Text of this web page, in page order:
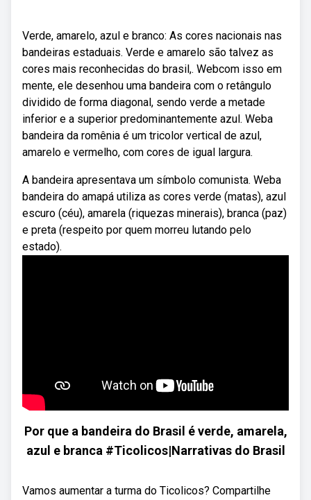
Verde, amarelo, azul e branco: As cores nacionais nas
bandeiras estaduais. Verde e amarelo são talvez as
cores mais reconhecidas do brasil,. Webcom isso em
mente, ele desenhou uma bandeira com o retângulo
dividido de forma diagonal, sendo verde a metade
inferior e a superior predominantemente azul. Weba
bandeira da romênia é um tricolor vertical de azul,
amarelo e vermelho, com cores de igual largura.
A bandeira apresentava um símbolo comunista. Weba
bandeira do amapá utiliza as cores verde (matas), azul
escuro (céu), amarela (riquezas minerais), branca (paz)
e preta (respeito por quem morreu lutando pelo
estado).
Por que a bandeira do Brasil é verde, amarela,
azul e branca #Ticolicos|Narrativas do Brasil
Vamos aumentar a turma do Ticolicos? Compartilhe